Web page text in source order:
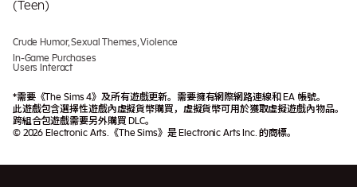
Crude Humor, Sexual Themes, Violence
In-Game Purchases
Users Interact
*需要《The Sims 4》及所有遊戲更新。需要擁有網際網路連線和 EA 帳號。
此遊戲包含選擇性遊戲內虛擬貨幣購買，虛擬貨幣可用於獲取虛擬遊戲內物品。
跨組合包遊戲需要另外購買 DLC。
© 2026 Electronic Arts.《The Sims》是 Electronic Arts Inc. 的商標。